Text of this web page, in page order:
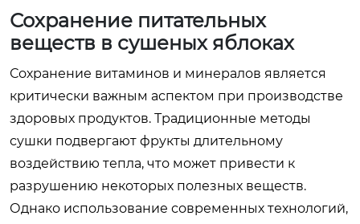
Сохранение питательных
веществ в сушеных яблоках
Сохранение витаминов и минералов является
критически важным аспектом при производстве
здоровых продуктов. Традиционные методы
сушки подвергают фрукты длительному
воздействию тепла, что может привести к
разрушению некоторых полезных веществ.
Однако использование современных технологий,